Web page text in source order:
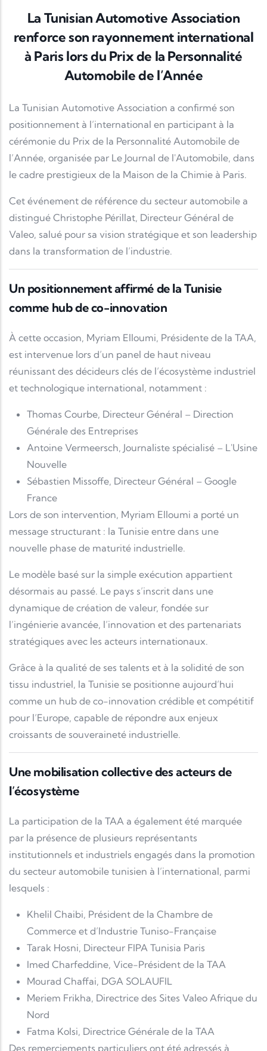
La Tunisian Automotive Association
renforce son rayonnement international
à Paris lors du Prix de la Personnalité
Automobile de l’Année
La Tunisian Automotive Association a confirmé son
positionnement à l’international en participant à la
cérémonie du Prix de la Personnalité Automobile de
l’Année, organisée par Le Journal de l'Automobile, dans
le cadre prestigieux de la Maison de la Chimie à Paris.
Cet événement de référence du secteur automobile a
distingué Christophe Périllat, Directeur Général de
Valeo, salué pour sa vision stratégique et son leadership
dans la transformation de l’industrie.
Un positionnement affirmé de la Tunisie
comme hub de co-innovation
À cette occasion, Myriam Elloumi, Présidente de la TAA,
est intervenue lors d’un panel de haut niveau
réunissant des décideurs clés de l’écosystème industriel
et technologique international, notamment :
Thomas Courbe, Directeur Général – Direction
Générale des Entreprises
Antoine Vermeersch, Journaliste spécialisé – L'Usine
Nouvelle
Sébastien Missoffe, Directeur Général – Google
France
Lors de son intervention, Myriam Elloumi a porté un
message structurant : la Tunisie entre dans une
nouvelle phase de maturité industrielle.
Le modèle basé sur la simple exécution appartient
désormais au passé. Le pays s’inscrit dans une
dynamique de création de valeur, fondée sur
l’ingénierie avancée, l’innovation et des partenariats
stratégiques avec les acteurs internationaux.
Grâce à la qualité de ses talents et à la solidité de son
tissu industriel, la Tunisie se positionne aujourd’hui
comme un hub de co-innovation crédible et compétitif
pour l’Europe, capable de répondre aux enjeux
croissants de souveraineté industrielle.
Une mobilisation collective des acteurs de
l’écosystème
La participation de la TAA a également été marquée
par la présence de plusieurs représentants
institutionnels et industriels engagés dans la promotion
du secteur automobile tunisien à l’international, parmi
lesquels :
Khelil Chaibi, Président de la Chambre de
Commerce et d’Industrie Tuniso-Française
Tarak Hosni, Directeur FIPA Tunisia Paris
Imed Charfeddine, Vice-Président de la TAA
Mourad Chaffai, DGA SOLAUFIL
Meriem Frikha, Directrice des Sites Valeo Afrique du
Nord
Fatma Kolsi, Directrice Générale de la TAA
Des remerciements particuliers ont été adressés à